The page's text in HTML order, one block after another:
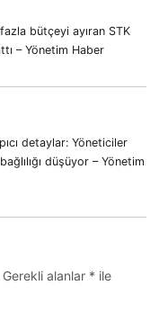
bütçeyi ayıran STK
– Yönetim Haber
detaylar: Yöneticiler
düşüyor – Yönetim
Gerekli alanlar * ile